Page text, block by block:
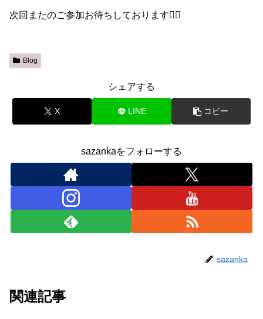
次回またのご参加お待ちしております🙇‍♀️
Blog
シェアする
X LINE コピー
sazankaをフォローする
sazanka
関連記事